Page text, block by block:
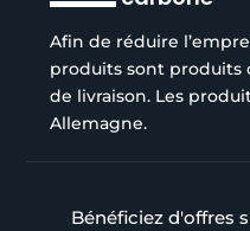
Afin de réduire
produits sont produits
de livraison. Les
Allemagne.
Bénéficiez d'offres